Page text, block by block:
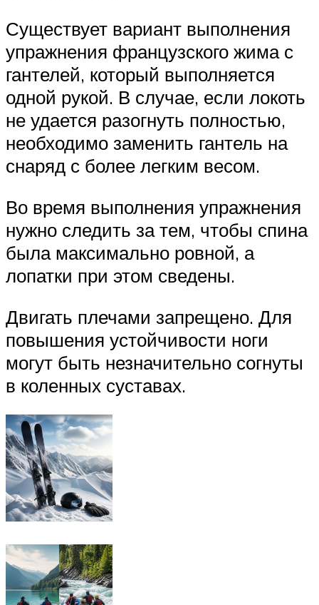
Существует вариант выполнения
упражнения французского жима с
гантелей, который выполняется
одной рукой. В случае, если локоть
не удается разогнуть полностью,
необходимо заменить гантель на
снаряд с более легким весом.
Во время выполнения упражнения
нужно следить за тем, чтобы спина
была максимально ровной, а
лопатки при этом сведены.
Двигать плечами запрещено. Для
повышения устойчивости ноги
могут быть незначительно согнуты
в коленных суставах.